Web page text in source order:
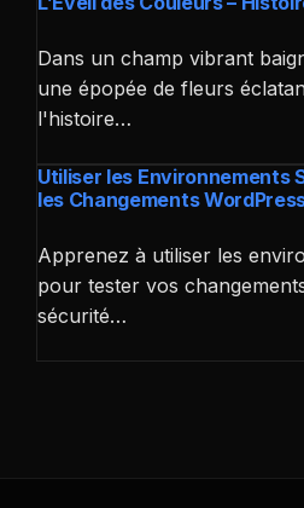
Dans un champ vibrant
une épopée de fleurs
l'histoire…
Utiliser les Environnements
les Changements
Apprenez à utiliser les
pour tester vos
sécurité…